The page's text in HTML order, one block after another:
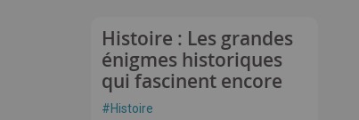
Histoire : Les grandes
énigmes historiques
qui fascinent encore
#Histoire